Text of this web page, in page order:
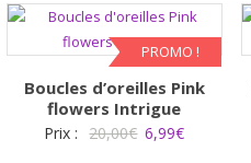
PROMO !
Boucles d’oreilles Pink
flowers Intrigue
Prix : 20,00€ Le
6,99€Le